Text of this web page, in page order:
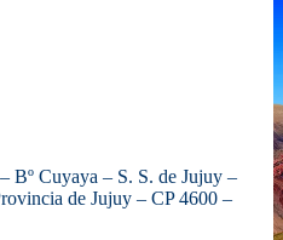
Bº Cuyaya – S. S. de Jujuy –
de Jujuy – CP 4600 –